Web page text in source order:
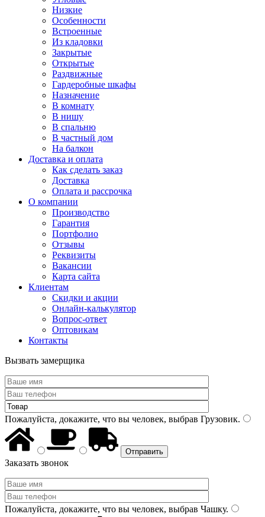
Низкие
Особенности
Встроенные
Из кладовки
Закрытые
Открытые
Раздвижные
Гардеробные шкафы
Назначение
В комнату
В нишу
В спальню
В частный дом
На балкон
Доставка и оплата
Как сделать заказ
Доставка
Оплата и рассрочка
О компании
Производство
Гарантия
Портфолио
Отзывы
Реквизиты
Вакансии
Карта сайта
Клиентам
Скидки и акции
Онлайн-калькулятор
Вопрос-ответ
Оптовикам
Контакты
Вызвать замерщика
Пожалуйста, докажите, что вы человек, выбрав Грузовик.
Заказать звонок
Пожалуйста, докажите, что вы человек, выбрав Чашку.